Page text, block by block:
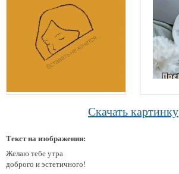
Скачать картинку
Текст на изображении:
Желаю тебе утра
доброго и эстетичного!